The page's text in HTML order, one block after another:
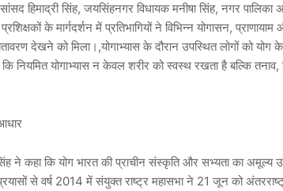
हिमाद्री सिंह, जयसिंहनगर विधायक मनीषा सिंह, नगर पालिका
के मार्गदर्शन में प्रतिभागियों ने विभिन्न योगासन,
देखने को मिला।,योगाभ्यास के दौरान उपस्थित लोगों को योग
कि नियमित योगाभ्यास न केवल शरीर को स्वस्थ रखता है बल्कि तनाव,
ने कहा कि योग भारत की प्राचीन संस्कृति और सभ्यता का अमूल्य
से वर्ष 2014 में संयुक्त राष्ट्र महासभा ने 21 जून को